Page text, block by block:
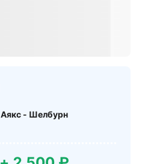
Аякс - Шелбурн